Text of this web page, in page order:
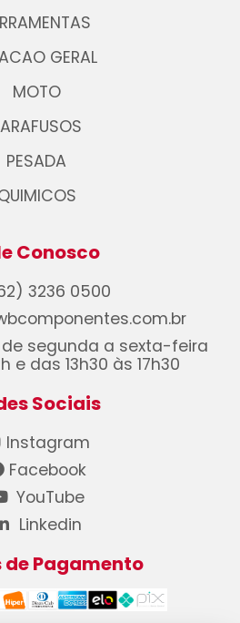
GERAL
MOTO
PESADA
Conosco
3236 0500
segunda a sexta-feira
e das 13h30 às 17h30
Sociais
Instagram
Facebook
YouTube
Linkedin
de Pagamento